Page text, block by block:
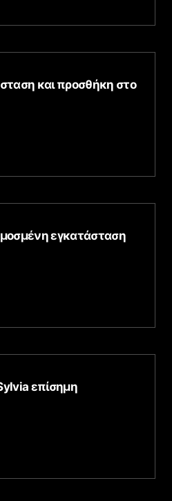
και προσθήκη στο
εγκατάσταση
επίσημη